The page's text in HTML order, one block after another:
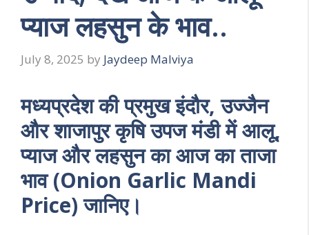
प्याज लहसुन के भाव..
July 8, 2025 by Jaydeep Malviya
मध्यप्रदेश की प्रमुख इंदौर, उज्जैन
और शाजापुर कृषि उपज मंडी में आलू,
प्याज और लहसुन का आज का ताजा
भाव (Onion Garlic Mandi
Price) जानिए।